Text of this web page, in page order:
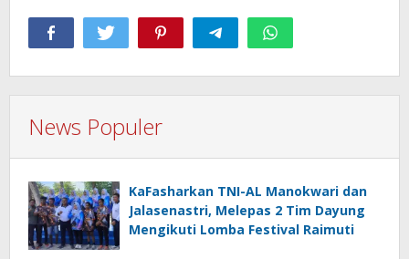
News Populer
KaFasharkan TNI-AL Manokwari dan
Jalasenastri, Melepas 2 Tim Dayung
Mengikuti Lomba Festival Raimuti